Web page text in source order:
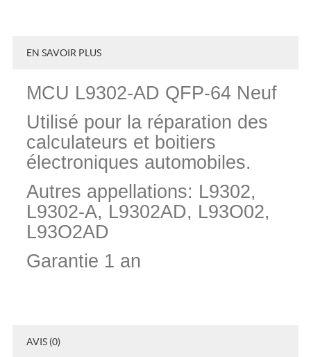
EN SAVOIR PLUS
MCU L9302-AD QFP-64 Neuf
Utilisé pour la réparation des
calculateurs et boitiers
électroniques automobiles.
Autres appellations: L9302,
L9302-A, L9302AD, L93O02,
L93O2AD
Garantie 1 an
AVIS (0)